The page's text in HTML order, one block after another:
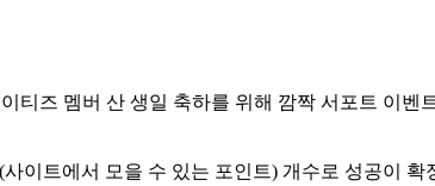
티즈 멤버 산 생일 축하를 위해 깜짝 서포트 이
이트에서 모을 수 있는 포인트) 개수로 성공이